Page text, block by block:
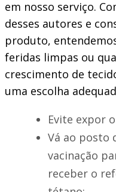
em nosso serviço.
desses autores e
produto,
feridas limpas ou
crescimento de
uma escolha
Evite expor
Vá ao posto
vacinação
receber o